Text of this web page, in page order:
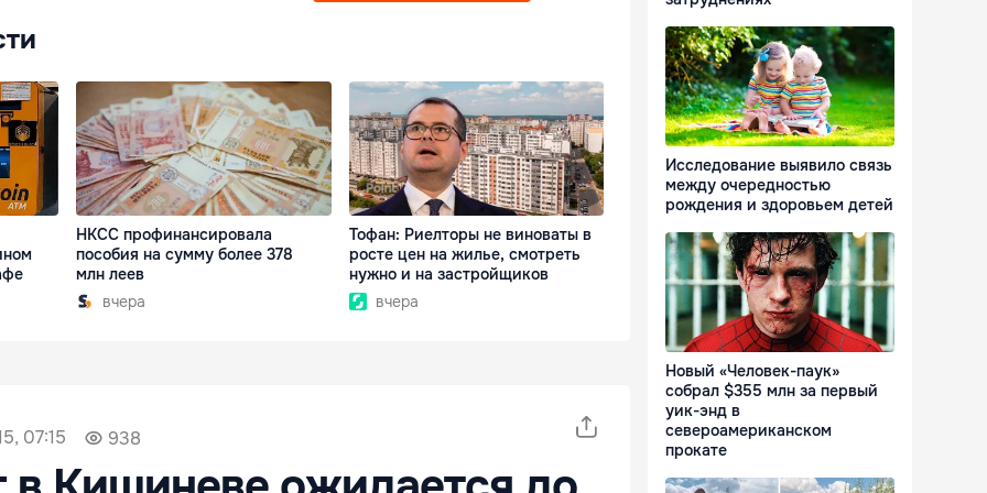
НКСС профинансировала
пособия на сумму более 378
млн леев
вчера
Тофан: Риелторы не виноваты в
росте цен на жилье, смотреть
нужно и на застройщиков
вчера
07:15 938
Исследование выявило связь
между очередностью
рождения и здоровьем детей
Новый «Человек-паук»
собрал $355 млн за первый
уик-энд в
североамериканском
прокате